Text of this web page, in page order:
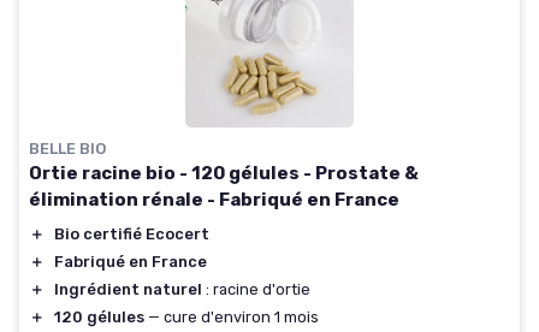
BELLE BIO
Ortie racine bio - 120 gélules - Prostate &
élimination rénale - Fabriqué en France
＋
Bio certifié Ecocert
＋
Fabriqué en France
＋
Ingrédient naturel : racine d'ortie
＋
120 gélules — cure d'environ 1 mois